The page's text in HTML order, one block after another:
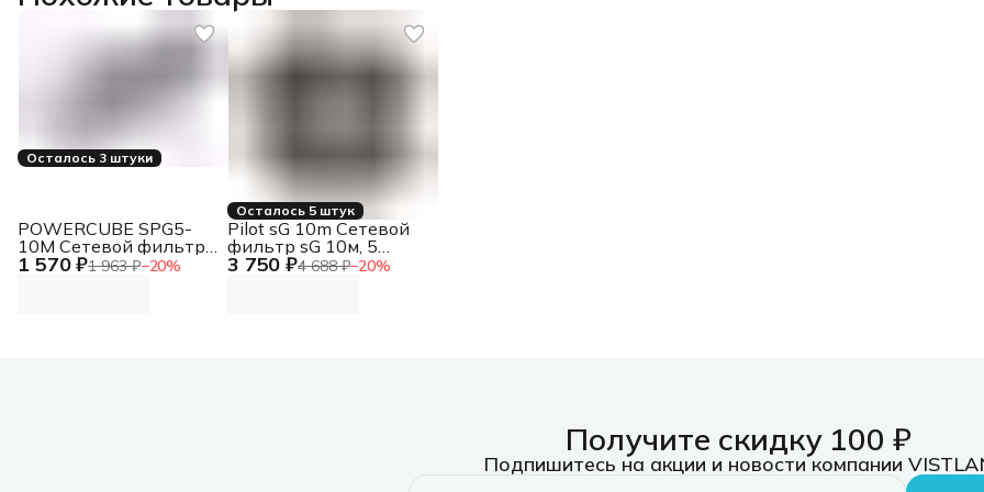
Осталось 3 штуки
1 570 ₽1 963 ₽−20%
POWERCUBE SPG5-
10M Сетевой фильтр
10м (5 розеток)
Осталось 5 штук
3 750 ₽4 688 ₽−20%
Pilot sG 10m Сетевой
фильтр sG 10м, 5
розеток
Получите скидку 100 ₽
Подпишитесь на акции и новости компании